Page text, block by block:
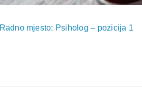
Radno mjesto: Psiholog – pozicija 1